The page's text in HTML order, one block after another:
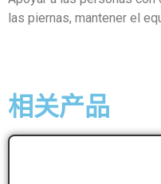
las piernas, mantener el
相关产品